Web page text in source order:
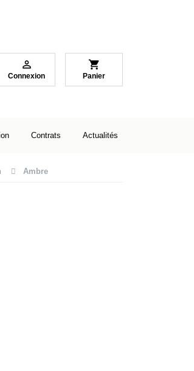

Connexion
shopping_cart
Panier
Contrats Actualités
Ambre